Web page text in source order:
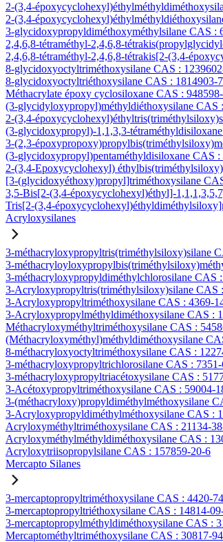
2-(3,4-
2-(3,4-
3-glycidoxypropyldiméthoxyméthylsilane CAS :
2,4,6,8-tétraméthyl-2,4,6,8-
2,4,6,8-tétraméthyl-2,4,6,8-tétrakis[2-(3,4-
8-glycidoxyoctyltriméthoxysilane CAS :
8-glycidoxyoctyltriéthoxysilane CAS : 1814903-
Méthacrylate époxy cyclosiloxane CAS :
(3-glycidyloxypropyl)méthyldiéthoxysilane CAS
2-(3,4-
(3-glycidoxypropyl)-1,1,3,3-
3-(2,3-
(3-glycidoxypropyl)pentaméthyldisiloxane CAS :
2-(3,4-Epoxycyclohexyl)
[3-(glycidoxyéthoxy)propyl]triméthoxysilane
3,5-Bis[2-(3,4-époxycyclohexyl)éthyl]-
Tris[2-(3,4-
Acryloxysilanes
3-méthacryloxypropyltris(triméthylsiloxy)silane
3-
3-méthacryloxypropyldiméthylchlorosilane CAS
3-Acryloxypropyltris(triméthylsiloxy)silane CAS
3-Acryloxypropyltriméthoxysilane CAS : 4369-
3-Acryloxypropylméthyldiméthoxysilane CAS :
Méthacryloxyméthyltriméthoxysilane CAS :
(Méthacryloxyméthyl)méthyldiméthoxysilane
8-méthacryloxyoctyltriméthoxysilane CAS :
3-méthacryloxypropyltrichlorosilane CAS :
3-méthacryloxypropyltriacétoxysilane CAS :
3-Acétoxypropyltriméthoxysilane CAS : 59004-
3-(méthacryloxy)propyldiméthylméthoxysilane
3-Acryloxypropyldiméthylméthoxysilane CAS :
Acryloxyméthyltriméthoxysilane CAS : 21134-
Acryloxyméthylméthyldiméthoxysilane CAS :
Acryloxytriisopropylsilane CAS : 157859-20-6
Mercapto Silanes
3-mercaptopropyltriméthoxysilane CAS : 4420-
3-mercaptopropyltriéthoxysilane CAS : 14814-
3-mercaptopropylméthyldiméthoxysilane CAS :
Mercaptométhyltriméthoxysilane CAS : 30817-